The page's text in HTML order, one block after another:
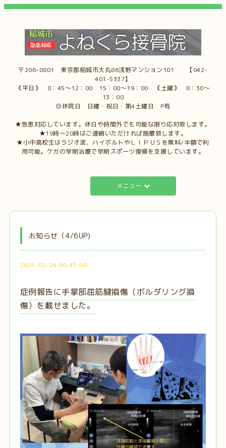
〒206-0801 東京都稲城市大丸86浅野マンション101 【042-
401-5337】
《平日》 8：45～12：00 15：00～19：00 《土曜》 8：30～
13：00
◎休院日 日曜・祝日・第4土曜日 P有
★急患対応しています。休日や時間外でも可能な限り応対致します。
★19時～20時はご連絡いただければ施療致します。
★小中高校生はラジオ波、ハイボルトやＬＩＰＵＳを無料/半額で利
用可能。ケガの早期治療で早期スポーツ復帰を支援しています。
メニュー
お知らせ（4/6UP)
2025-02-24 00:43:00
症例報告に手掌部屈筋腱損傷（ボルダリング損
傷）を載せました。